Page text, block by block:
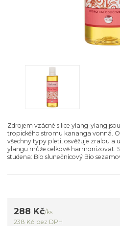
Zdrojem vzácné silice ylang-ylang
tropického stromu kananga vonná.
všechny typy pleti, osvěžuje zralou a
ylangu může celkově harmonizovat.
studena: Bio slunečnicový Bio
288 Kč/ks
238 Kč bez DPH